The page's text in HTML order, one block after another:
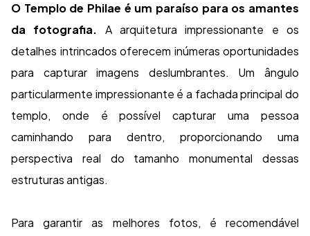
O Templo de Philae é um paraíso para os amantes
da fotografia. A arquitetura impressionante e os
detalhes intrincados oferecem inúmeras oportunidades
para capturar imagens deslumbrantes. Um ângulo
particularmente impressionante é a fachada principal do
templo, onde é possível capturar uma pessoa
caminhando para dentro, proporcionando uma
perspectiva real do tamanho monumental dessas
estruturas antigas.
Para garantir as melhores fotos, é recomendável